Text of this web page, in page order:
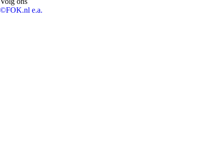
©FOK.nl e.a.